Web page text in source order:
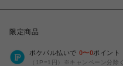
限定商品
ポケパル払いで 0〜0ポイント
（1P=1円）※キャンペーン分除く